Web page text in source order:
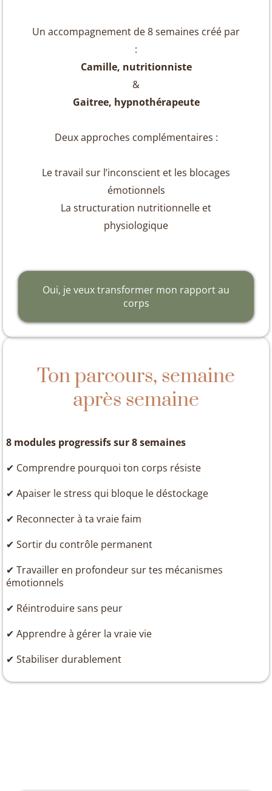
Un accompagnement de 8 semaines créé par
:
Camille, nutritionniste
&
Gaitree, hypnothérapeute
Deux approches complémentaires :
Le travail sur l’inconscient et les blocages
émotionnels
La structuration nutritionnelle et
physiologique
Oui, je veux transformer mon rapport au
corps
Ton parcours, semaine
après semaine
8 modules progressifs sur 8 semaines
✔ Comprendre pourquoi ton corps résiste
✔ Apaiser le stress qui bloque le déstockage
✔ Reconnecter à ta vraie faim
✔ Sortir du contrôle permanent
✔ Travailler en profondeur sur tes mécanismes
émotionnels
✔ Réintroduire sans peur
✔ Apprendre à gérer la vraie vie
✔ Stabiliser durablement